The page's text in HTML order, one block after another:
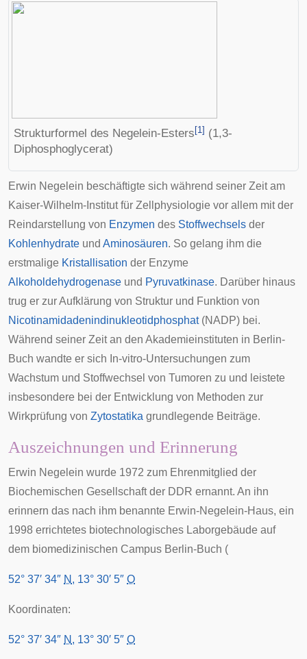
Strukturformel des Negelein-Esters[1] (1,3-
Diphosphoglycerat)
Erwin Negelein beschäftigte sich während seiner Zeit am
Kaiser-Wilhelm-Institut für Zellphysiologie vor allem mit der
Reindarstellung von Enzymen des Stoffwechsels der
Kohlenhydrate und Aminosäuren. So gelang ihm die
erstmalige Kristallisation der Enzyme
Alkoholdehydrogenase und Pyruvatkinase. Darüber hinaus
trug er zur Aufklärung von Struktur und Funktion von
Nicotinamidadenindinukleotidphosphat(NADP) bei.
Während seiner Zeit an den Akademieinstituten in Berlin-
Buch wandte er sich In-vitro-Untersuchungen zum
Wachstum und Stoffwechsel von Tumoren zu und leistete
insbesondere bei der Entwicklung von Methoden zur
Wirkprüfung von Zytostatika grundlegende Beiträge.
Auszeichnungen und Erinnerung
Erwin Negelein wurde 1972 zum Ehrenmitglied der
Biochemischen Gesellschaft der DDR ernannt. An ihn
erinnern das nach ihm benannte Erwin-Negelein-Haus, ein
1998 errichtetes biotechnologisches Laborgebäude auf
dem biomedizinischen Campus Berlin-Buch (
52° 37′ 34″ N , 13° 30′ 5″ O
Koordinaten:
52° 37′ 34″ N , 13° 30′ 5″ O